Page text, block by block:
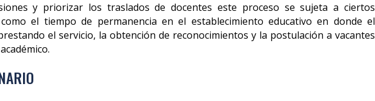
y priorizar los traslados de docentes este proceso se sujeta a ciertos
el tiempo de permanencia en el establecimiento educativo en donde el
el servicio, la obtención de reconocimientos y la postulación a vacantes